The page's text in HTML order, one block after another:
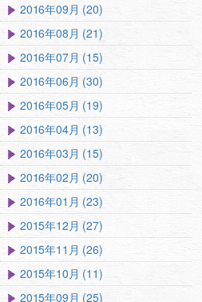
2016年09月 (20)
2016年08月 (21)
2016年07月 (15)
2016年06月 (30)
2016年05月 (19)
2016年04月 (13)
2016年03月 (15)
2016年02月 (20)
2016年01月 (23)
2015年12月 (27)
2015年11月 (26)
2015年10月 (11)
2015年09月 (25)